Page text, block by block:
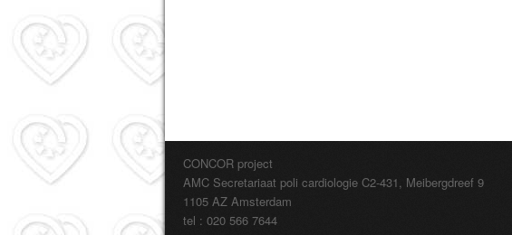
CONCOR project
AMC Secretariaat poli cardiologie C2-431, Meibergdreef 9
1105 AZ Amsterdam
tel : 020 566 7644